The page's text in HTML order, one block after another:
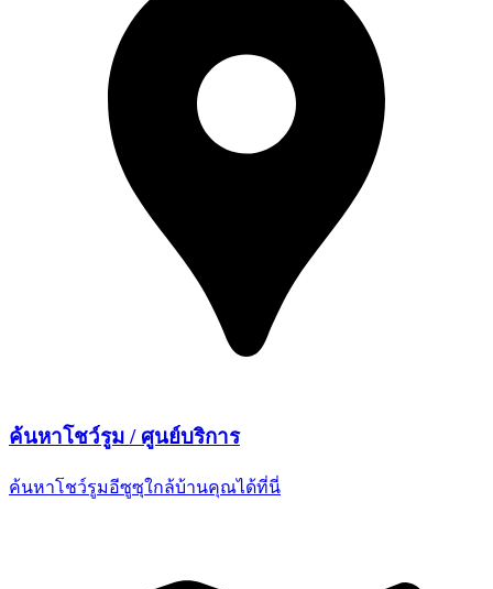
ค้นหาโชว์รูม / ศูนย์บริการ
ค้นหาโชว์รูมอีซูซุใกล้บ้านคุณได้ที่นี่